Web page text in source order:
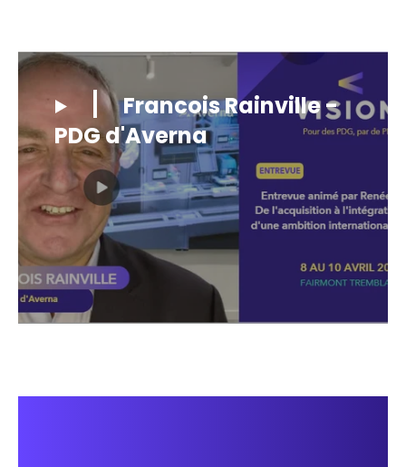
Francois Rainville -
PDG d'Averna